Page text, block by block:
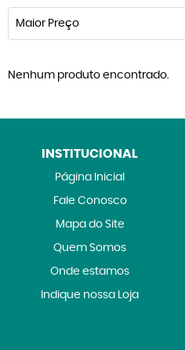
Maior Preço
Nenhum produto encontrado.
INSTITUCIONAL
Página Inicial
Fale Conosco
Mapa do Site
Quem Somos
Onde estamos
Indique nossa Loja